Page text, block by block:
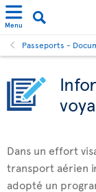
Menu
Passeports -
Dans un effort
transport aérien
adopté un